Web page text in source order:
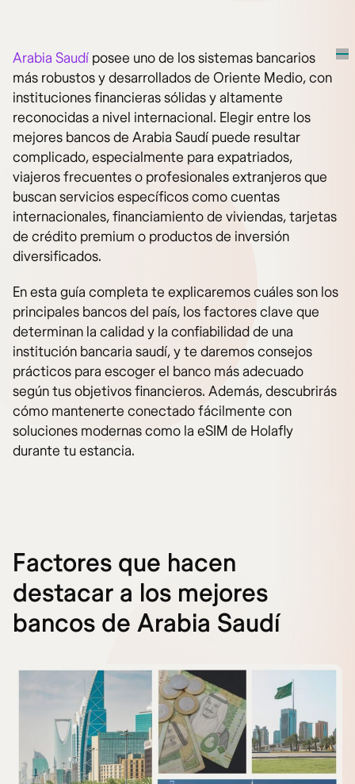
Arabia Saudí posee uno de los sistemas bancarios
más robustos y desarrollados de Oriente Medio, con
instituciones financieras sólidas y altamente
reconocidas a nivel internacional. Elegir entre los
mejores bancos de Arabia Saudí puede resultar
complicado, especialmente para expatriados,
viajeros frecuentes o profesionales extranjeros que
buscan servicios específicos como cuentas
internacionales, financiamiento de viviendas, tarjetas
de crédito premium o productos de inversión
diversificados.
En esta guía completa te explicaremos cuáles son los
principales bancos del país, los factores clave que
determinan la calidad y la confiabilidad de una
institución bancaria saudí, y te daremos consejos
prácticos para escoger el banco más adecuado
según tus objetivos financieros. Además, descubrirás
cómo mantenerte conectado fácilmente con
soluciones modernas como la eSIM de Holafly
durante tu estancia.
Factores que hacen
destacar a los mejores
bancos de Arabia Saudí